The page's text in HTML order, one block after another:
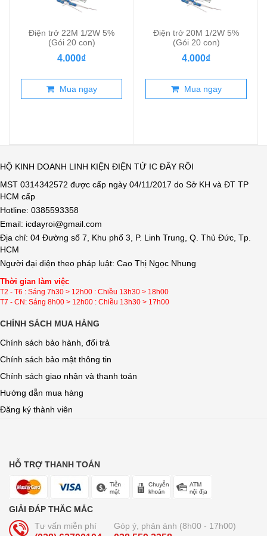
Điện trở 22M 1/2W 5%
(Gói 20 con)
4.000₫
Mua ngay
Điện trở 20M 1/2W 5%
(Gói 20 con)
4.000₫
Mua ngay
HỘ KINH DOANH LINH KIỆN ĐIỆN TỬ IC ĐÂY RỒI
MST 0314342572 được cấp ngày 04/11/2017 do Sở KH và ĐT TP
HCM cấp
Hotline: 0385593358
Email: icdayroi@gmail.com
Địa chỉ: 04 Đường số 7, Khu phố 3, P. Linh Trung, Q. Thủ Đức, Tp.
HCM
Người đại diện theo pháp luật: Cao Thị Ngọc Nhung
Thời gian làm việc
T2 - T6 : Sáng 7h30 > 12h00 : Chiều 13h30 > 18h00
T7 - CN: Sáng 8h00 > 12h00 : Chiều 13h30 > 17h00
CHÍNH SÁCH MUA HÀNG
Chính sách bảo hành, đổi trả
Chính sách bảo mật thông tin
Chính sách giao nhận và thanh toán
Hướng dẫn mua hàng
Đăng ký thành viên
HỖ TRỢ THANH TOÁN
GIẢI ĐÁP THẮC MẮC
Tư vấn miễn phí
Góp ý, phản ánh (8h00 - 17h00)